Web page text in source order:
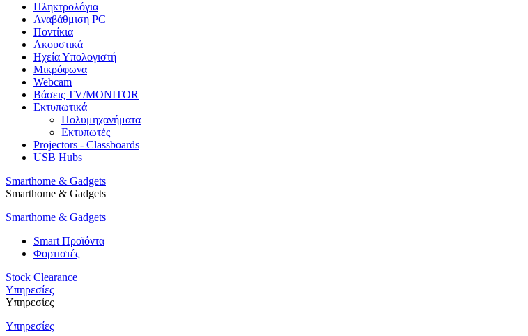
Πληκτρολόγια
Αναβάθμιση PC
Ποντίκια
Ακουστικά
Ηχεία Υπολογιστή
Μικρόφωνα
Webcam
Βάσεις TV/MONITOR
Εκτυπωτικά
Πολυμηχανήματα
Εκτυπωτές
Projectors - Classboards
USB Hubs
Smarthome & Gadgets
Smarthome & Gadgets
Smarthome & Gadgets
Smart Προϊόντα
Φορτιστές
Stock Clearance
Υπηρεσίες
Υπηρεσίες
Υπηρεσίες